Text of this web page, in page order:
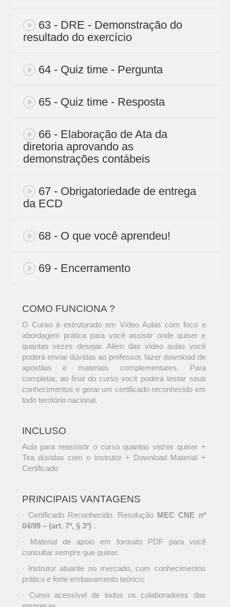
63 - DRE - Demonstração do
resultado do exercício
64 - Quiz time - Pergunta
65 - Quiz time - Resposta
66 - Elaboração de Ata da
diretoria aprovando as
demonstrações contábeis
67 - Obrigatoriedade de entrega
da ECD
68 - O que você aprendeu!
69 - Encerramento
COMO FUNCIONA ?
O Curso é estruturado em Vídeo Aulas com foco e
abordagem prática para você assistir onde quiser e
quantas vezes desejar. Além das vídeo aulas você
poderá enviar dúvidas ao professor, fazer download de
apostilas e materiais complementares. Para
completar, ao final do curso você poderá testar seus
conhecimentos e gerar um certificado reconhecido em
todo território nacional.
INCLUSO
Aula para reassistir o curso quantas vezes quiser +
Tira dúvidas com o instrutor + Download Material +
Certificado
PRINCIPAIS VANTAGENS
· Certificado Reconhecido. Resolução MEC CNE nº
04/99 – (art. 7º, § 3º) .
· Material de apoio em formato PDF para você
consultar sempre que quiser.
· Instrutor atuante no mercado, com conhecimentos
prático e forte embasamento teórico;
· Curso acessível de todos os colaboradores das